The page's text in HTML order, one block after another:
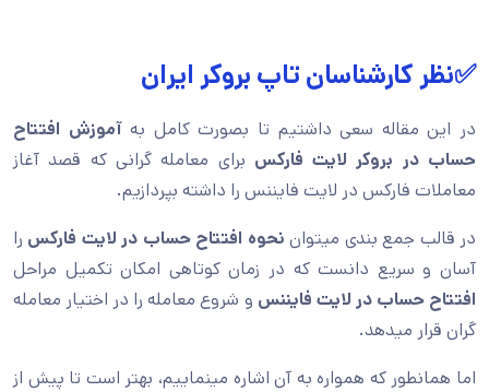
✅نظر کارشناسان تاپ بروکر ایران
در این مقاله سعی داشتیم تا بصورت کامل بهآموزش افتتاح
حساب در بروکر لایت فارکس برای معامله گرانی که قصد آغاز
معاملات فارکس در لایت فایننس را داشته بپردازیم.
در قالب جمع بندی میتوان نحوه افتتاح حساب در لایت فارکس را
آسان و سریع دانست که در زمان کوتاهی امکان تکمیل مراحل
افتتاح حساب در لایت فایننس و شروع معامله را در اختیار معامله
گران قرار میدهد.
اما همانطور که همواره به آن اشاره مینماییم، بهتر است تا پیش از